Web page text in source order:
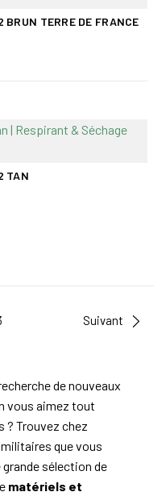
de nouveaux
vous aimez tout
? Trouvez chez
que vous
grande sélection de
matériels et
TERRE DE FRANCE
TAN
Suivant